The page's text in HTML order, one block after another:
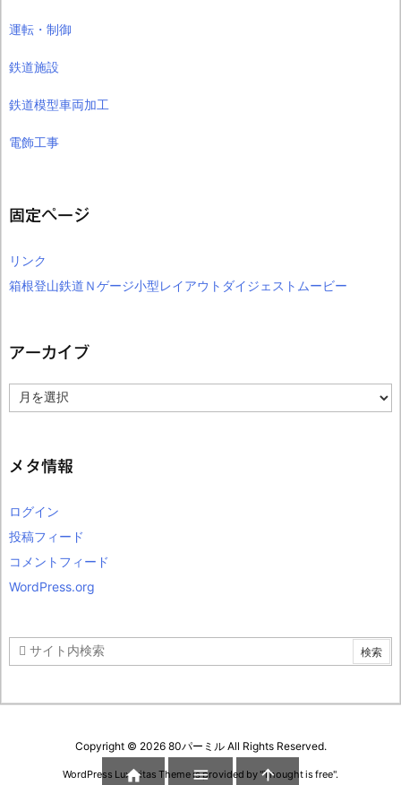
運転・制御
鉄道施設
鉄道模型車両加工
電飾工事
固定ページ
リンク
箱根登山鉄道Ｎゲージ小型レイアウトダイジェストムービー
アーカイブ
ー
ブ
メタ情報
ログイン
投稿フィード
コメントフィード
WordPress.org
Copyright © 2026 80パーミルAll Rights Reserved.
WordPress Luxeritas Theme is provided by "Thought is free".
  